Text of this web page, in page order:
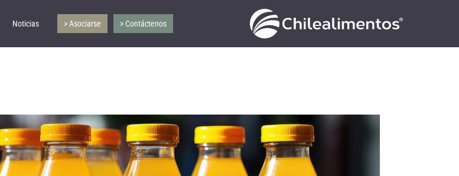
Noticias > Asociarse > Contáctenos